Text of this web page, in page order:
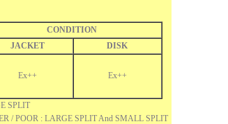
CONDITION
JACKET
DISK
Ex++ Ex++
SPLIT
/ POOR : LARGE SPLIT And SMALL SPLIT